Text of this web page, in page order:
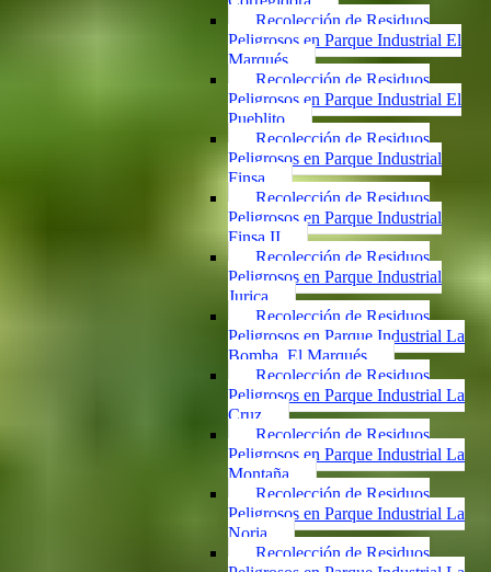
Recolección de Residuos
Peligrosos en Parque Industrial El
Marqués
Recolección de Residuos
Peligrosos en Parque Industrial El
Pueblito
Recolección de Residuos
Peligrosos en Parque Industrial
Finsa
Recolección de Residuos
Peligrosos en Parque Industrial
Finsa II
Recolección de Residuos
Peligrosos en Parque Industrial
Jurica
Recolección de Residuos
Peligrosos en Parque Industrial La
Bomba, El Marqués
Recolección de Residuos
Peligrosos en Parque Industrial La
Cruz
Recolección de Residuos
Peligrosos en Parque Industrial La
Montaña
Recolección de Residuos
Peligrosos en Parque Industrial La
Noria
Recolección de Residuos